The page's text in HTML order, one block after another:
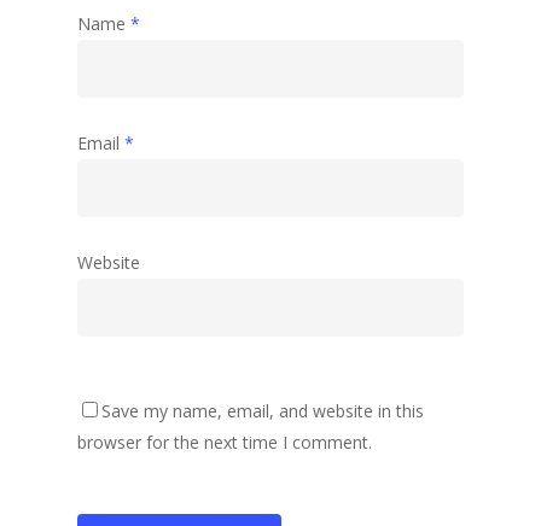
Name *
Email *
Website
Save my name, email, and website in this
browser for the next time I comment.